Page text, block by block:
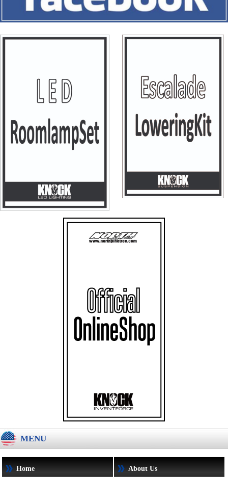
MENU
Home About Us